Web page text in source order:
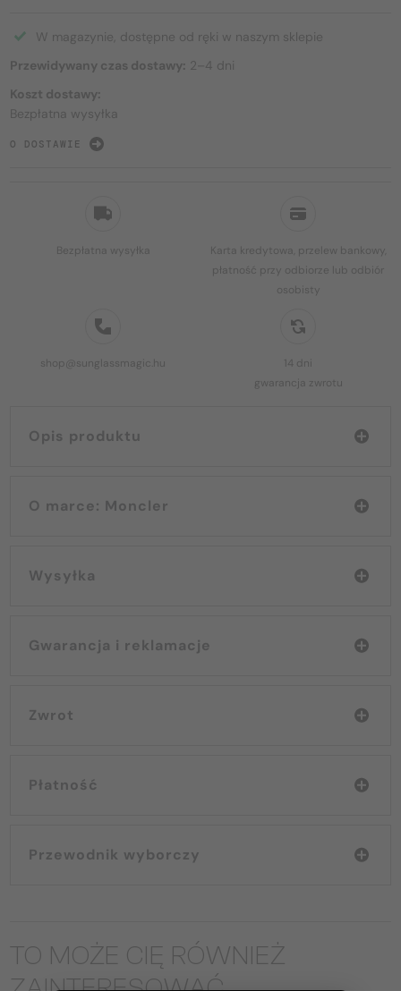
Bezpłatna wysyłka
Karta kredytowa, przelew bankowy,
płatność przy odbiorze lub odbiór
osobisty
shop@sunglassmagic.hu
14 dni
gwarancja zwrotu
Opis produktu
O marce: Moncler
Wysyłka
Gwarancja i reklamacje
Zwrot
Płatność
Przewodnik wyborczy
W magazynie, dostępne od ręki w naszym sklepie
Przewidywany czas dostawy: 2–4 dni
Koszt dostawy:
Bezpłatna wysyłka
O DOSTAWIE
TO MOŻE CIĘ RÓWNIEŻ